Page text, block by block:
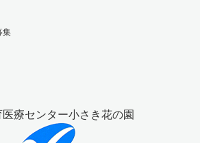
集
療センター小さき花の園